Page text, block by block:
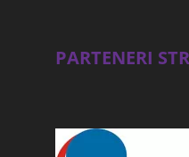
PARTENERI